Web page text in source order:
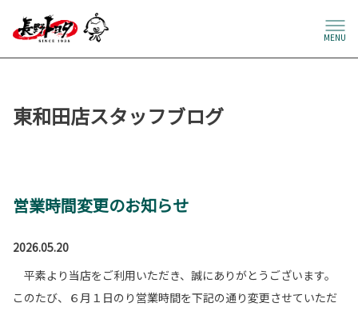
MENU
東和田店スタッフブログ
営業時間変更のお知らせ
2026.05.20
平素より当店をご利用いただき、誠にありがとうございます。
このたび、６月１日のり営業時間を下記の通り変更させていただ